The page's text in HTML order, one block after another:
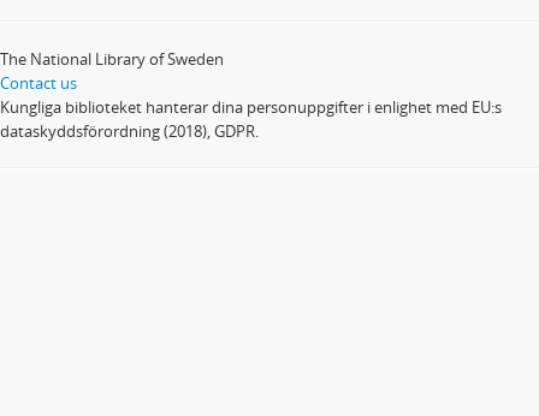
The National Library of Sweden
Contact us
Kungliga biblioteket hanterar dina personuppgifter i enlighet med EU:s
dataskyddsförordning (2018), GDPR.